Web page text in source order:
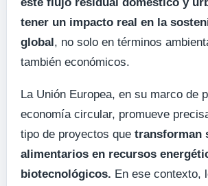
tener un impacto real en la
global, no solo en términos
también económicos.
La Unión Europea, en su marco de
economía circular, promueve
tipo de proyectos que transforman
alimentarios en recursos
biotecnológicos. En ese contexto,